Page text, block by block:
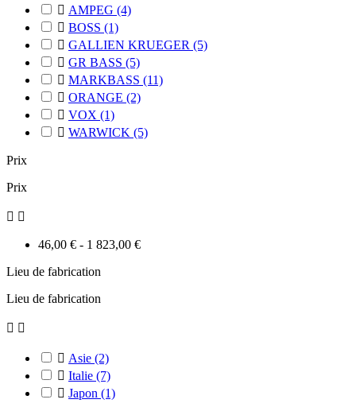
 AMPEG (4)
 BOSS (1)
 GALLIEN KRUEGER (5)
 GR BASS (5)
 MARKBASS (11)
 ORANGE (2)
 VOX (1)
 WARWICK (5)
Prix
Prix
 
46,00 € - 1 823,00 €
Lieu de fabrication
Lieu de fabrication
 
 Asie (2)
 Italie (7)
 Japon (1)